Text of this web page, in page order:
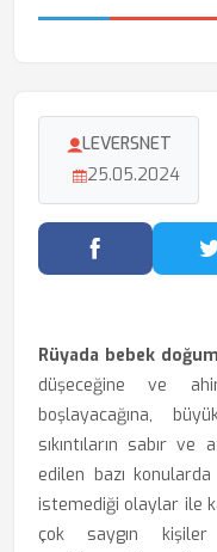
LEVERSNET
25.05.2024
Rüyada bebek
düşeceğine ve
boşlayacağına,
sıkıntıların sabır ve
edilen bazı
istemediği olaylar ile
çok saygın kişiler